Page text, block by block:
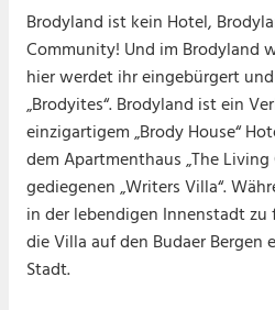
Brodyland ist kein Hotel,
Community! Und im Brodyland
hier werdet ihr eingebürgert
„Brodyites“. Brodyland ist ein
einzigartigem „Brody House“
dem Apartmenthaus „The
gediegenen „Writers Villa“.
in der lebendigen Innenstadt
die Villa auf den Budaer Bergen
Stadt.